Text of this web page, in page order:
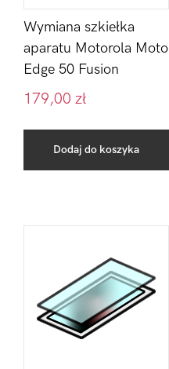
Wymiana szkiełka
aparatu Motorola Moto
Edge 50 Fusion
179,00 zł
Dodaj do koszyka